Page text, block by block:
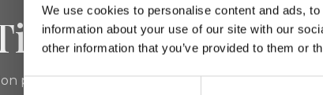
We use cookies to personalise content and ads,
information about your use of our site with our
other information that you’ve provided to them or
Consent
aggiornato
perdere le novità di Ripani, iscriviti alla